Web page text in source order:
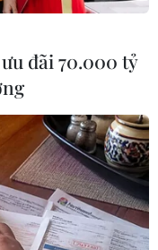
đâm trôi
đãi 70.000 tỷ